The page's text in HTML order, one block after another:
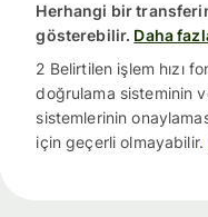
Herhangi bir
gösterebilir. Daha
2 Belirtilen işlem hızı
doğrulama sisteminin
sistemlerinin
için geçerli olmayabilir.